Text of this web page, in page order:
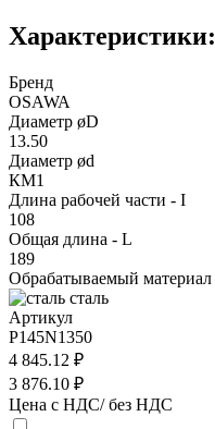
Характеристики:
Бренд
OSAWA
Диаметр øD
13.50
Диаметр ød
КМ1
Длина рабочей части - I
108
Общая длина - L
189
Обрабатываемый материал
сталь
Артикул
P145N1350
4 845.12 ₽
3 876.10 ₽
Цена с НДС/ без НДС